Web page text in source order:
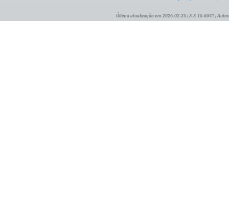
Última atualização em 2026-02-25 | 3.3.15-6041 |